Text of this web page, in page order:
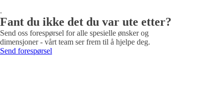
.
Fant du ikke det du var ute etter?
Send oss forespørsel for alle spesielle ønsker og
dimensjoner - vårt team ser frem til å hjelpe deg.
Send forespørsel